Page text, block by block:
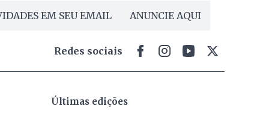
EM SEU EMAIL ANUNCIE AQUI
Redes sociais
Últimas edições